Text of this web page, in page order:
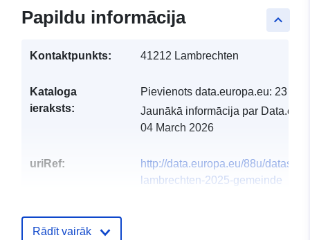
keyboard_arrow_up
Papildu informācija
Kontaktpunkts: 41212 Lambrechten
Kataloga
ieraksts:
Pievienots data.europa.eu: 23
Jaunākā informācija par
04 March 2026
uriRef:
http://data.europa.eu/88u/dataset/
lambrechten-2025-gemeinde
Rādīt vairāk